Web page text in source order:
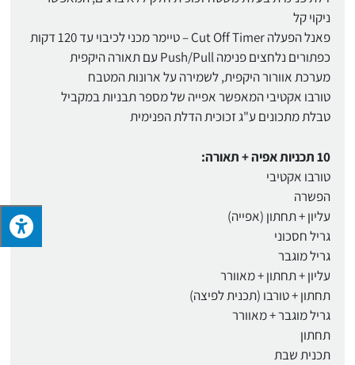
ניקוי קל
פאנל הפעלה Cut Off Timer – טיימר מכני לכיבוי עד 120 דקות
כפתורים נלחצים פנימה Push/Pull עם תאורה היקפית
מערכת אוורור היקפית, לשמירה על ארונות המטבח
טורבו אקטיבי המאפשר אפייה של מספר תבניות במקביל
טבלת מתכונים ע"ג זכוכית הדלת הפנימית
10 תכניות אפיה + תאורה:
טורבו אקטיבי
הפשרה
עליון + תחתון (אפייה)
גריל חסכוני
גריל מוגבר
עליון + תחתון + מאוורר
תחתון + טורבו (תכנית לפיצה)
גריל מוגבר + מאוורר
תחתון
תכנית שבת